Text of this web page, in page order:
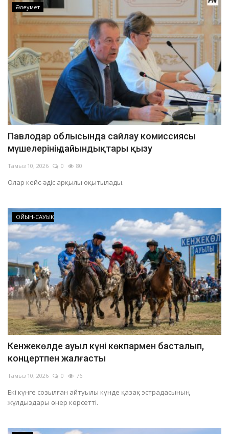
Әлеумет
Павлодар облысында сайлау комиссиясы
мүшелерінің дайындықтары қызу
Тамыз 10, 2026 0 80
Олар кейс-әдіс арқылы оқытылады.
ОЙЫН-САУЫҚ
Кенжекөлде ауыл күні көкпармен басталып,
концертпен жалғасты
Тамыз 10, 2026 0 76
Екі күнге созылған айтуылы күнде қазақ эстрадасының
жұлдыздары өнер көрсетті.